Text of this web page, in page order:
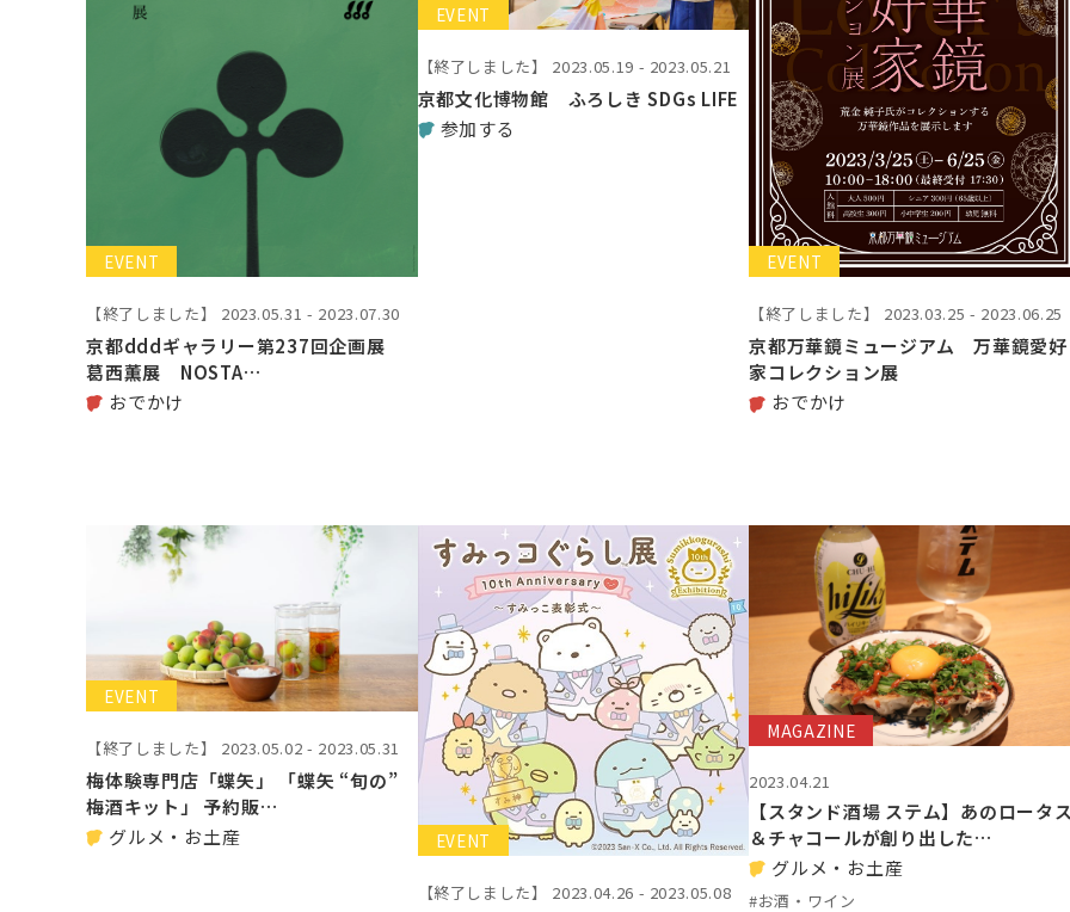
EVENT
【終了しました】 2023.05.31 - 2023.07.30
京都dddギャラリー第237回企画展
葛西薫展 NOSTA…
おでかけ
EVENT
【終了しました】 2023.05.19 - 2023.05.21
京都文化博物館 ふろしき SDGs LIFE
参加する
EVENT
【終了しました】 2023.03.25 - 2023.06.25
京都万華鏡ミュージアム 万華鏡愛好
家コレクション展
おでかけ
EVENT
【終了しました】 2023.05.02 - 2023.05.31
梅体験専門店「蝶矢」 「蝶矢 “旬の”
梅酒キット」 予約販…
グルメ・お土産
EVENT
【終了しました】 2023.04.26 - 2023.05.08
MAGAZINE
2023.04.21
【スタンド酒場 ステム】あのロータ
＆チャコールが創り出した…
グルメ・お土産
#お酒・ワイン